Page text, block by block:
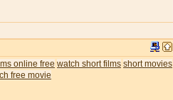
online free watch short films short movies
free movie